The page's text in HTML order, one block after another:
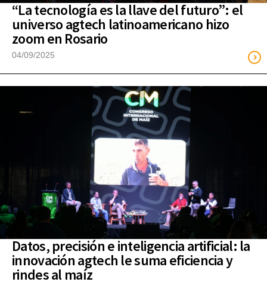
“La tecnología es la llave del futuro”: el
universo agtech latinoamericano hizo
zoom en Rosario
04/09/2025
Datos, precisión e inteligencia artificial: la
innovación agtech le suma eficiencia y
rindes al maíz